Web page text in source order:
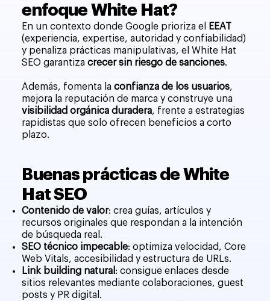
enfoque White Hat?
En un contexto donde Google prioriza el
EEAT
(experiencia, expertise, autoridad y confiabilidad)
y penaliza prácticas manipulativas, el White Hat
SEO garantizacrecer sin riesgo de sanciones.
Además, fomenta laconfianza de los usuarios,
mejora la reputación de marca y construye una
visibilidad orgánica duradera, frente a estrategias
rapidistas que solo ofrecen beneficios a corto
plazo.
Buenas prácticas de White
Hat SEO
Contenido de valor: crea guías, artículos y
recursos originales que respondan a la intención
de búsqueda real.
SEO técnico impecable: optimiza velocidad, Core
Web Vitals, accesibilidad y estructura de URLs.
Link building natural : consigue enlaces desde
sitios relevantes mediante colaboraciones, guest
posts y PR digital.